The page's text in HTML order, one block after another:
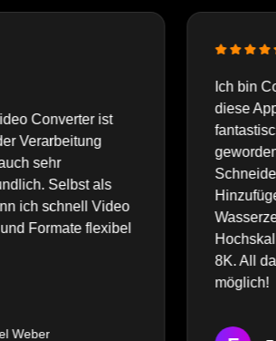
Ich bin Content Creator,
diese App ist zu meinem
fantastischen
geworden. Sie hilft mir
Schneiden,
Hinzufügen von Effekten
Wasserzeichen und sogar
Hochskalieren meiner
8K. All das ist in nur einer